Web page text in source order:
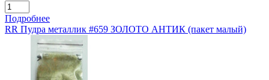
Подробнее
RR Пудра металлик #659 ЗОЛОТО АНТИК (пакет малый)